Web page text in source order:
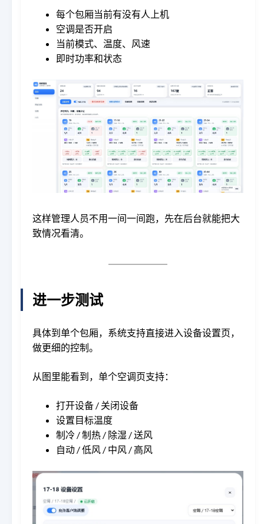
每个包厢当前有没有人上机
空调是否开启
当前模式、温度、风速
即时功率和状态
这样管理人员不用一间一间跑，先在后台就能把大
致情况看清。
进一步测试
具体到单个包厢，系统支持直接进入设备设置页，
做更细的控制。
从图里能看到，单个空调页支持：
打开设备 / 关闭设备
设置目标温度
制冷 / 制热 / 除湿 / 送风
自动 / 低风 / 中风 / 高风